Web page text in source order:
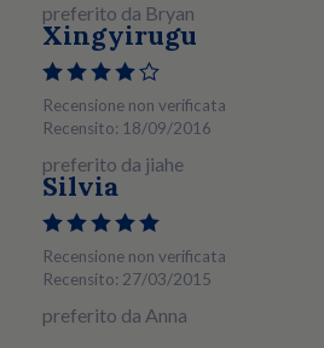
preferito da Bryan
Xingyirugu
Recensione non verificata
Recensito: 18/09/2016
preferito da jiahe
Silvia
Recensione non verificata
Recensito: 27/03/2015
preferito da Anna